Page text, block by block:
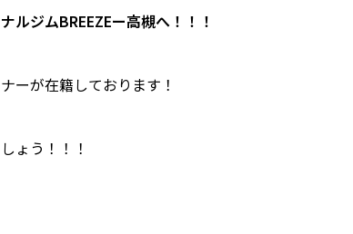
ルジムBREEZEー高槻へ！！！
ーが在籍しております！
ょう！！！